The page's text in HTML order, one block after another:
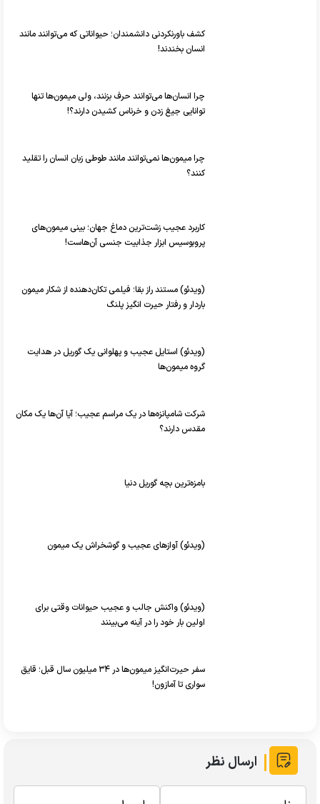
کشف باورنکردنی دانشمندان؛ حیواناتی که می‌توانند مانند
انسان بخندند!
چرا انسان‌ها می‌توانند حرف بزنند، ولی میمون‌ها تنها
توانایی جیغ زدن و خرناس کشیدن دارند؟!
چرا میمون‌ها نمی‌توانند مانند طوطی‌ زبان انسان‌ را تقلید
کنند؟
کاربرد عجیب زشت‌ترین دماغ جهان؛ بینی میمون‌های
پروبوسیس ابزار جذابیت جنسی آن‌هاست!
(ویدئو) مستند راز بقا؛ فیلمی تکان‌دهنده از شکار میمون
باردار و رفتار حیرت انگیز پلنگ
(ویدئو) استایل عجیب و پهلوانی یک گوریل در هدایت
گروه میمون‌ها
شرکت شامپانزه‌ها در یک مراسم عجیب؛ آیا آن‌ها یک مکان
مقدس دارند؟
بامزه‌ترین بچه گوریل دنیا
(ویدئو) آوازهای عجیب و گوشخراش یک میمون
(ویدئو) واکنش جالب و عجیب حیوانات وقتی برای
اولین بار خود را در آینه می‌بینند
سفر حیرت‌انگیز میمون‌ها در ۳۴ میلیون سال قبل؛ قایق
سواری تا آمازون!
ارسال نظر